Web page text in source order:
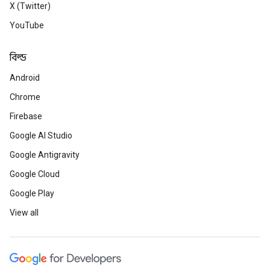
X (Twitter)
YouTube
বিল্ড
Android
Chrome
Firebase
Google AI Studio
Google Antigravity
Google Cloud
Google Play
View all